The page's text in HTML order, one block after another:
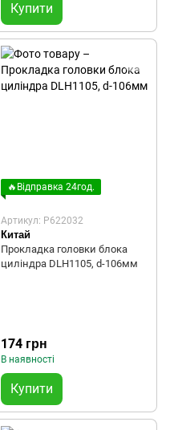
Купити
🔥Відправка 24год.
Артикул: P622032
Китай
Прокладка головки блока
циліндра DLH1105, d-106мм
174 грн
В наявності
Купити